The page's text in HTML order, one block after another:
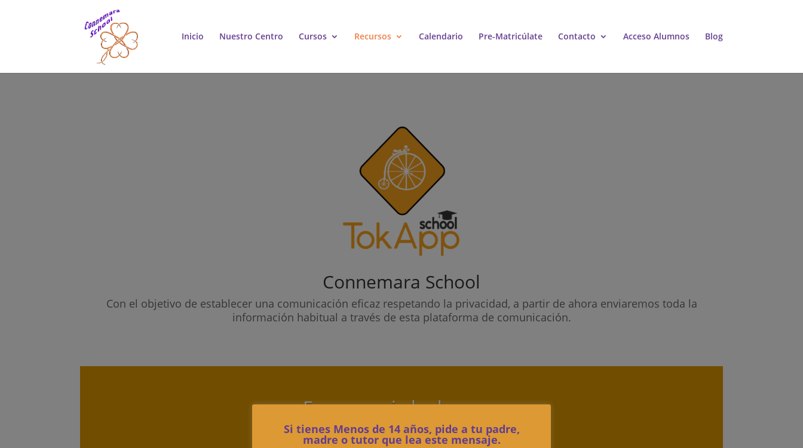
Inicio Nuestro Centro Cursos Recursos Calendario Pre-Matricúlate Contacto Acceso Alumnos Blog
Connemara School
Con el objetivo de establecer una comunicación eficaz respetando la privacidad, a partir de ahora enviaremos toda la
información habitual a través de esta plataforma de comunicación.
¡Es necesaria la descarga
de TokApp School!
Si tienes Menos de 14 años, pide a tu padre,
madre o tutor que lea este mensaje.